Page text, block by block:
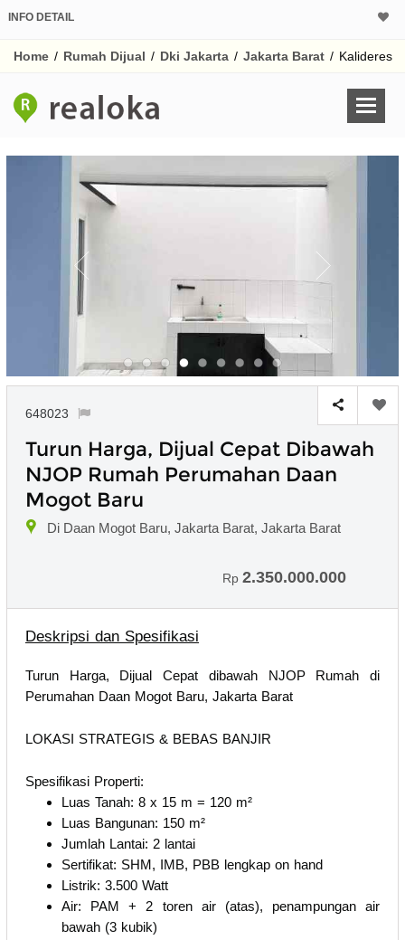
INFO DETAIL
Home / Rumah Dijual / Dki Jakarta / Jakarta Barat / Kalideres
648023
Turun Harga, Dijual Cepat Dibawah
NJOP Rumah Perumahan Daan
Mogot Baru
Di Daan Mogot Baru, Jakarta Barat, Jakarta Barat
Rp 2.350.000.000
Deskripsi dan Spesifikasi
Turun Harga, Dijual Cepat dibawah NJOP Rumah di
Perumahan Daan Mogot Baru, Jakarta Barat
LOKASI STRATEGIS & BEBAS BANJIR
Spesifikasi Properti:
Luas Tanah: 8 x 15 m = 120 m²
Luas Bangunan: 150 m²
Jumlah Lantai: 2 lantai
Sertifikat: SHM, IMB, PBB lengkap on hand
Listrik: 3.500 Watt
Air: PAM + 2 toren air (atas), penampungan air
bawah (3 kubik)
Harga Rp
Untuk hasil simulasi
pada kotak-